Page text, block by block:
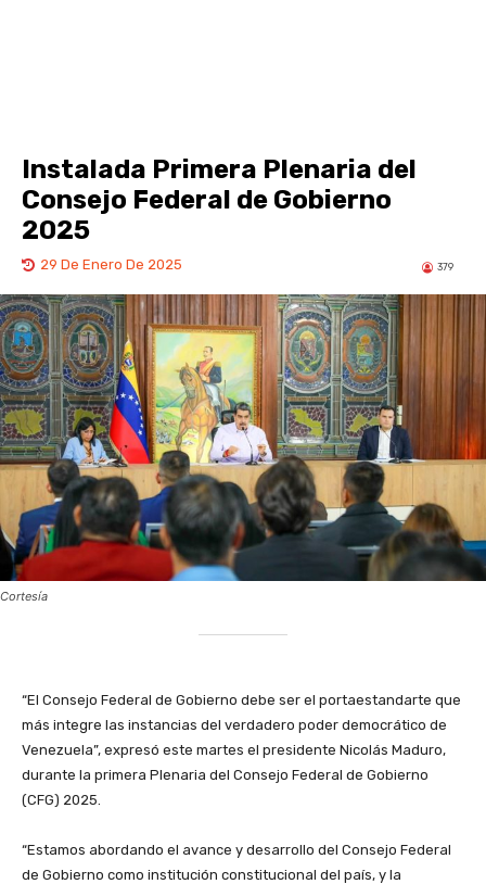
Instalada Primera Plenaria del
Consejo Federal de Gobierno
2025
29 De Enero De 2025 379
Cortesía
‎“El Consejo Federal de Gobierno debe ser el portaestandarte que
más integre las instancias del verdadero poder democrático de
Venezuela”, expresó este martes el presidente Nicolás Maduro,
durante la primera Plenaria del Consejo Federal de Gobierno
(CFG) 2025.
‎“Estamos abordando el avance y desarrollo del Consejo Federal
de Gobierno como institución constitucional del país, y la